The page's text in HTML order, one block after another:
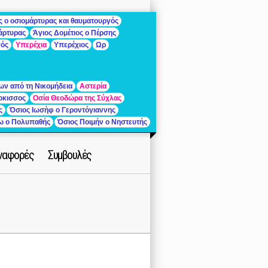
ο οσιομάρτυρας και θαυματουργός
Άγιος Δομέτιος ο Πέρσης
Υπερέχια Υπερέχιος Ωρ
από τη Νικομήδεια
Αστερία
Οσία Θεοδώρα της Σύχλας
Όσιος Ιωσὴφ ο Γεροντόγιαννης
ο Πολυπαθής
Όσιος Ποιμήν ο Νηστευτής
Συμβουλές